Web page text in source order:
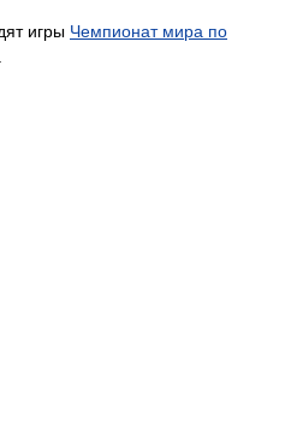
игры Чемпионат мира по